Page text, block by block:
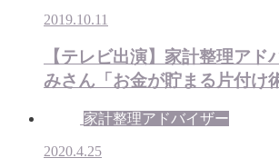
2019.10.11
【テレビ出演】家計整理アド
みさん「お金が貯まる片付け
家計整理アドバイザー
2020.4.25